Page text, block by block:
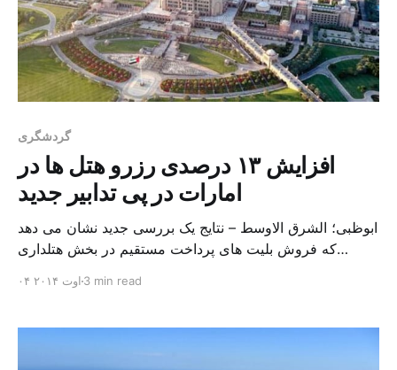
گردشگری
افزایش ۱۳ درصدی رزرو هتل ها در
امارات در پی تدابیر جدید
ابوظبی؛ الشرق الاوسط – نتایج یک بررسی جدید نشان می دهد
که فروش بلیت های پرداخت مستقیم در بخش هتلداری
جاری نسبت به پارسال اشده است. شرکت فروش مستقیم
۰۴ اوت ۲۰۱۴ 3 min read